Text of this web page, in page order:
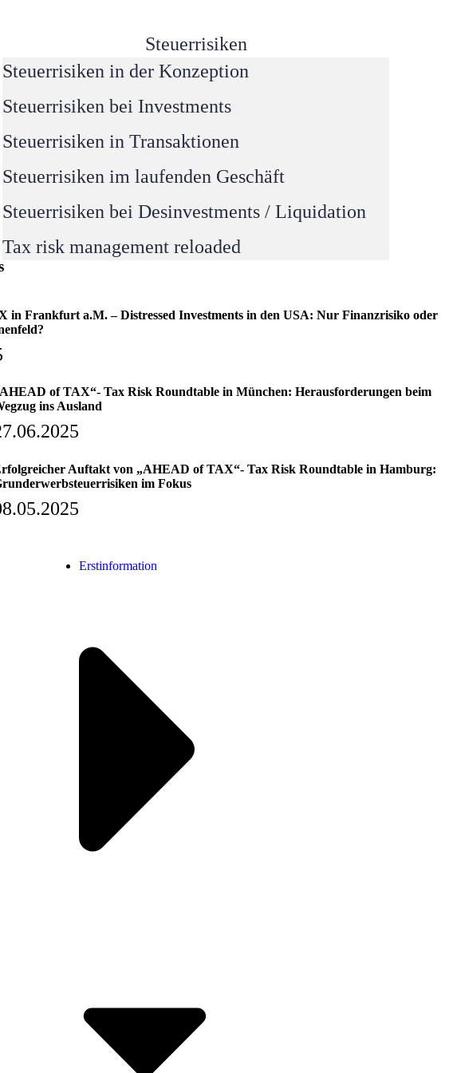
Steuerrisiken
Steuerrisiken in der Konzeption
Steuerrisiken bei Investments
Steuerrisiken in Transaktionen
Steuerrisiken im laufenden Geschäft
Steuerrisiken bei Desinvestments / Liquidation
Tax risk management reloaded
Steuerversicherungen
Broking Services
News
AHEAD of TAX
in Frankfurt a.M. – Distressed Investments in den USA: Nur Finanzrisiko oder
of TAX“- Tax Risk Roundtable in München: Herausforderungen beim
ins Ausland
Auftakt von „AHEAD of TAX“- Tax Risk Roundtable in Hamburg:
im Fokus
Erstinformation